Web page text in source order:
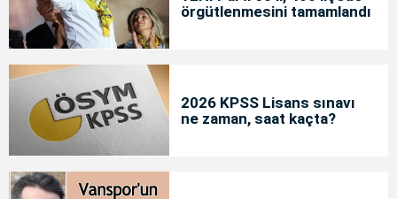
örgütlenmesini tamamlandı
2026 KPSS Lisans sınavı
ne zaman, saat kaçta?